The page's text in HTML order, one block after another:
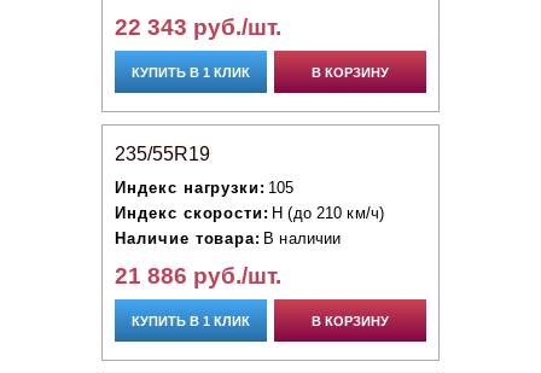
22 343 руб./шт.
КУПИТЬ В 1 КЛИК В КОРЗИНУ
235/55R19
Индекс нагрузки: 105
Индекс скорости: H (до 210 км/ч)
Наличие товара: В наличии
21 886 руб./шт.
КУПИТЬ В 1 КЛИК В КОРЗИНУ